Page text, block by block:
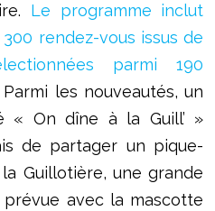
Le programme inclut
rendez-vous issus de
parmi 190
Parmi les nouveautés, un
« On dîne à la Guill’ »
de partager un pique-
Guillotière, une grande
avec la mascotte